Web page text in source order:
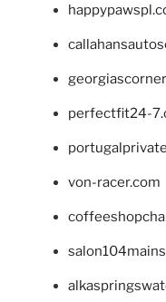
perfectfit24-
von-racer.com